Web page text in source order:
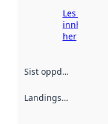
Les meir om
innhenting
her
Sist oppdatert
Landingsside